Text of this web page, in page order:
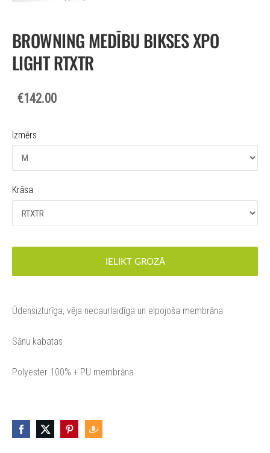
BROWNING MEDĪBU BIKSES XPO
LIGHT RTXTR
€142.00
Izmērs
Krāsa
IELIKT GROZĀ
Ūdensizturīga, vēja necaurlaidīga un elpojoša membrāna
Sānu kabatas
Polyester 100% + PU membrāna